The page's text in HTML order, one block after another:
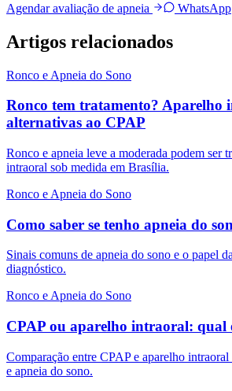
Agendar avaliação de apneia
WhatsApp
Artigos relacionados
Ronco e Apneia do Sono
Ronco tem tratamento? Aparelho
alternativas ao CPAP
Ronco e apneia leve a moderada podem ser
intraoral sob medida em Brasília.
Ronco e Apneia do Sono
Como saber se tenho apneia do
Sinais comuns de apneia do sono e o papel
diagnóstico.
Ronco e Apneia do Sono
CPAP ou aparelho intraoral: qual
Comparação entre CPAP e aparelho
e apneia do sono.